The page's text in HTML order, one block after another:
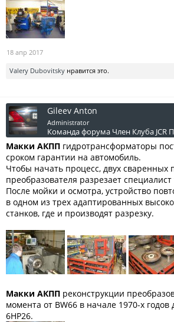
18 апр 2017
Valery Dubovitsky нравится это.
Gileev Anton
Administrator
Команда форума Член Клуба JCR
Макки АКПП гидротрансформаторы
сроком гарантии на автомобиль.
Чтобы начать процесс, двух сваренных
преобразователя разрезает специалист
После мойки и осмотра, устройство
в одном из трех адаптированных
станков, где и производят разрезку.
Макки АКПП реконструкции
момента от BW66 в начале 1970-х
6HP26.